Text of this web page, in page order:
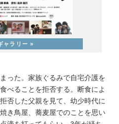
った。家族ぐるみで自宅介護を
べることを拒否する。断食によ
否した父親を見て、幼少時代に
き鳥屋、蕎麦屋でのことを思い